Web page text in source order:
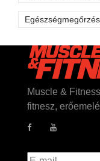
Egészségmegőrzés
Muscle &
fitnesz,